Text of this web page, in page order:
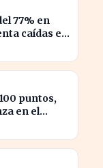
77% en
caídas en
puntos,
en el